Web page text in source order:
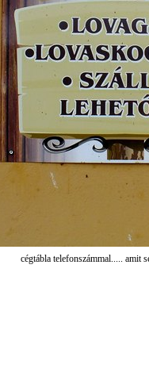
cégtábla telefonszámmal..... amit